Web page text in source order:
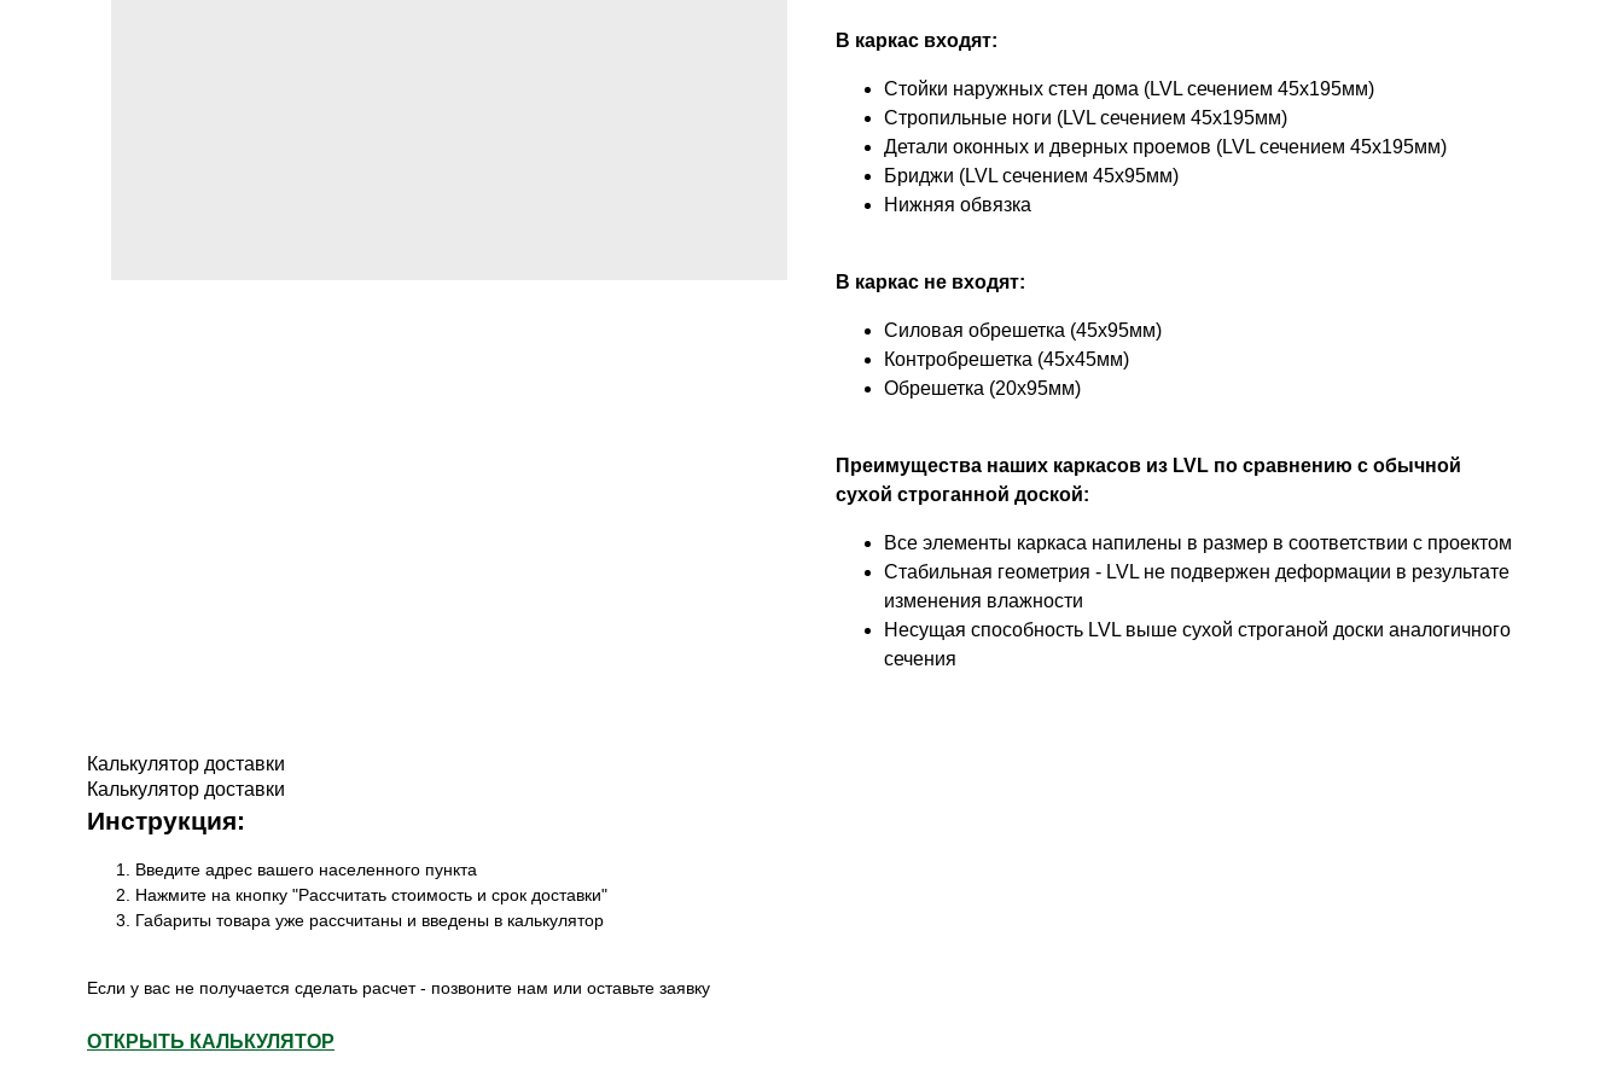
В каркас входят:
Стойки наружных стен дома (LVL сечением 45x195мм)
Стропильные ноги (LVL сечением 45x195мм)
Детали оконных и дверных проемов (LVL сечением 45x195мм)
Бриджи (LVL сечением 45x95мм)
Нижняя обвязка
В каркас не входят:
Силовая обрешетка (45х95мм)
Контробрешетка (45х45мм)
Обрешетка (20х95мм)
Преимущества наших каркасов из LVL по сравнению с обычной
сухой строганной доской:
Все элементы каркаса напилены в размер в соответствии с проектом
Стабильная геометрия - LVL не подвержен деформации в результате
изменения влажности
Несущая способность LVL выше сухой строганой доски аналогичного
сечения
Калькулятор доставки
Калькулятор доставки
Инструкция:
Введите адрес вашего населенного пункта
Нажмите на кнопку "Рассчитать стоимость и срок доставки"
Габариты товара уже рассчитаны и введены в калькулятор
Если у вас не получается сделать расчет - позвоните нам или оставьте заявку
ОТКРЫТЬ КАЛЬКУЛЯТОР